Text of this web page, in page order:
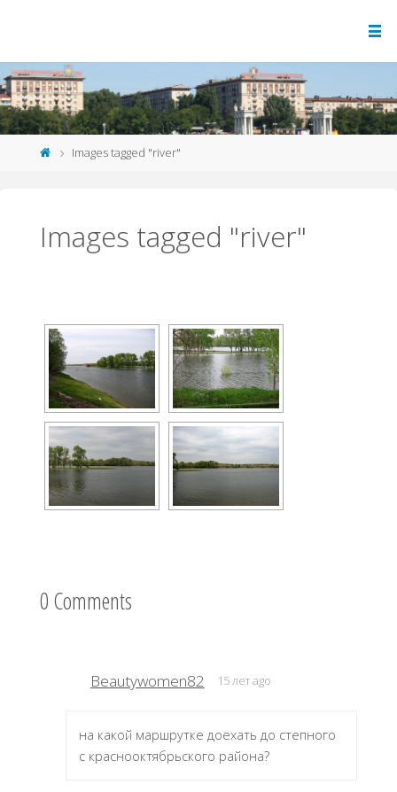
Images tagged "river"
Images tagged "river"
0 Comments
Beautywomen82 15 лет ago
на какой маршрутке доехать до степного
с краснооктябрьского района?